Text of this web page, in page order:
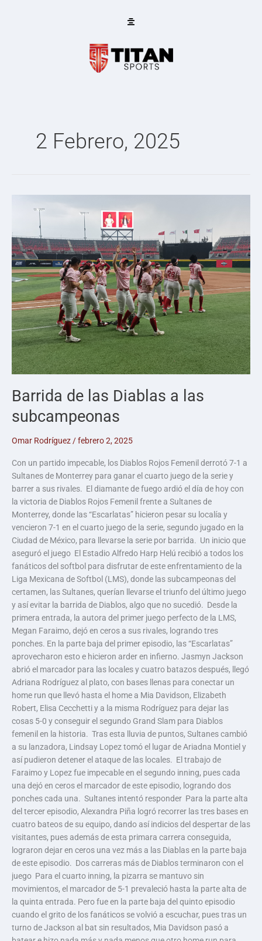
2 Febrero, 2025
Barrida de las Diablas a las
subcampeonas
Omar Rodríguez /febrero 2, 2025
Con un partido impecable, los Diablos Rojos Femenil derrotó 7-1 a
Sultanes de Monterrey para ganar el cuarto juego de la serie y
barrer a sus rivales. El diamante de fuego ardió el día de hoy con
la victoria de Diablos Rojos Femenil frente a Sultanes de
Monterrey, donde las “Escarlatas” hicieron pesar su localía y
vencieron 7-1 en el cuarto juego de la serie, segundo jugado en la
Ciudad de México, para llevarse la serie por barrida. Un inicio que
aseguró el juego El Estadio Alfredo Harp Helú recibió a todos los
fanáticos del softbol para disfrutar de este enfrentamiento de la
Liga Mexicana de Softbol (LMS), donde las subcampeonas del
certamen, las Sultanes, querían llevarse el triunfo del último juego
y así evitar la barrida de Diablos, algo que no sucedió. Desde la
primera entrada, la autora del primer juego perfecto de la LMS,
Megan Faraimo, dejó en ceros a sus rivales, logrando tres
ponches. En la parte baja del primer episodio, las “Escarlatas”
aprovecharon esto e hicieron arder en infierno. Jasmyn Jackson
abrió el marcador para las locales y cuatro batazos después, llegó
Adriana Rodríguez al plato, con bases llenas para conectar un
home run que llevó hasta el home a Mia Davidson, Elizabeth
Robert, Elisa Cecchetti y a la misma Rodríguez para dejar las
cosas 5-0 y conseguir el segundo Grand Slam para Diablos
femenil en la historia. Tras esta lluvia de puntos, Sultanes cambió
a su lanzadora, Lindsay Lopez tomó el lugar de Ariadna Montiel y
así pudieron detener el ataque de las locales. El trabajo de
Faraimo y Lopez fue impecable en el segundo inning, pues cada
una dejó en ceros el marcador de este episodio, logrando dos
ponches cada una. Sultanes intentó responder Para la parte alta
del tercer episodio, Alexandra Piña logró recorrer las tres bases en
cuatro bateos de su equipo, dando así indicios del despertar de las
visitantes, pues además de esta primara carrera conseguida,
lograron dejar en ceros una vez más a las Diablas en la parte baja
de este episodio. Dos carreras más de Diablos terminaron con el
juego Para el cuarto inning, la pizarra se mantuvo sin
movimientos, el marcador de 5-1 prevaleció hasta la parte alta de
la quinta entrada. Pero fue en la parte baja del quinto episodio
cuando el grito de los fanáticos se volvió a escuchar, pues tras un
turno de Jackson al bat sin resultados, Mia Davidson pasó a